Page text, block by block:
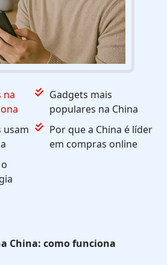
na
Gadgets mais
populares na China
usam
Por que a China é líder
em compras online
China: como funciona